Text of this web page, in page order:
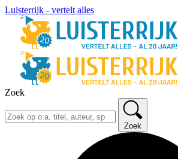
Luisterrijk - vertelt alles
Zoek
Zoek